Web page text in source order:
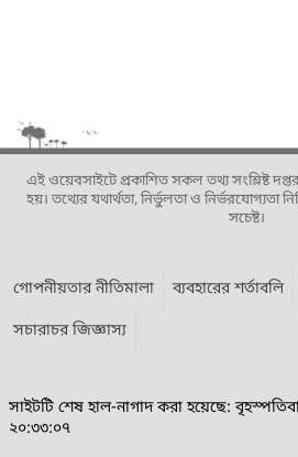
এই ওয়েবসাইটে প্রকাশিত সকল তথ্য সংশ্লিষ্ট
হয়। তথ্যের যথার্থতা, নির্ভুলতা ও নির্ভরযোগ্যতা
সচেষ্ট।
গোপনীয়তার নীতিমালা ব্যবহারের শর্তাবলি
সচারাচর জিজ্ঞাস্য
সাইটটি শেষ হাল-নাগাদ করা হয়েছে:
২০:৩৩:০৭